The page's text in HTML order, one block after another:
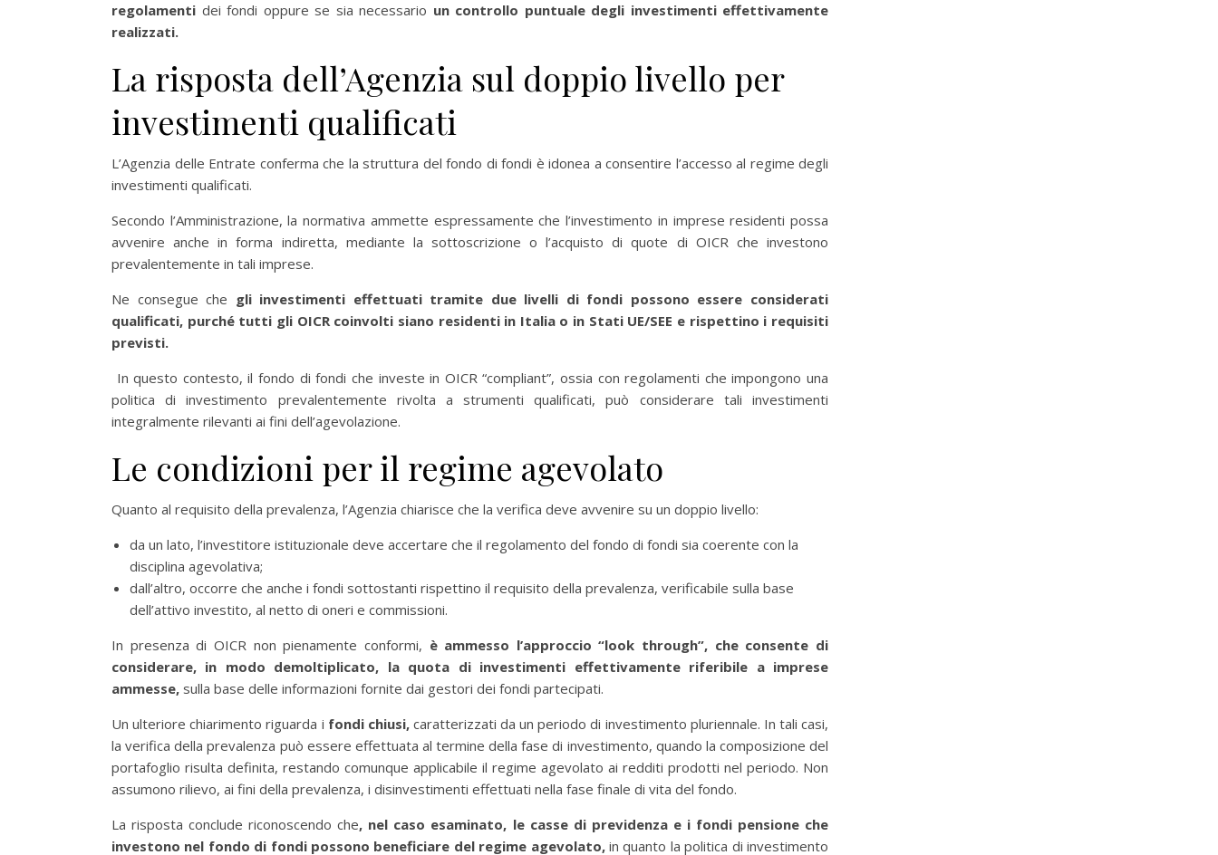
regolamenti dei fondi oppure se sia necessario un controllo puntuale degli investimenti effettivamente
realizzati.
La risposta dell’Agenzia sul doppio livello per
investimenti qualificati
L’Agenzia delle Entrate conferma che la struttura del fondo di fondi è idonea a consentire l’accesso al regime degli
investimenti qualificati.
Secondo l’Amministrazione, la normativa ammette espressamente che l’investimento in imprese residenti possa
avvenire anche in forma indiretta, mediante la sottoscrizione o l’acquisto di quote di OICR che investono
prevalentemente in tali imprese.
Ne consegue che gli investimenti effettuati tramite due livelli di fondi possono essere considerati
qualificati, purché tutti gli OICR coinvolti siano residenti in Italia o in Stati UE/SEE e rispettino i requisiti
previsti.
In questo contesto, il fondo di fondi che investe in OICR “compliant”, ossia con regolamenti che impongono una
politica di investimento prevalentemente rivolta a strumenti qualificati, può considerare tali investimenti
integralmente rilevanti ai fini dell’agevolazione.
Le condizioni per il regime agevolato
Quanto al requisito della prevalenza, l’Agenzia chiarisce che la verifica deve avvenire su un doppio livello:
da un lato, l’investitore istituzionale deve accertare che il regolamento del fondo di fondi sia coerente con la
disciplina agevolativa;
dall’altro, occorre che anche i fondi sottostanti rispettino il requisito della prevalenza, verificabile sulla base
dell’attivo investito, al netto di oneri e commissioni.
In presenza di OICR non pienamente conformi, è ammesso l’approccio “look through”, che consente di
considerare, in modo demoltiplicato, la quota di investimenti effettivamente riferibile a imprese
ammesse, sulla base delle informazioni fornite dai gestori dei fondi partecipati.
Un ulteriore chiarimento riguarda i fondi chiusi,caratterizzati da un periodo di investimento pluriennale. In tali casi,
la verifica della prevalenza può essere effettuata al termine della fase di investimento, quando la composizione del
portafoglio risulta definita, restando comunque applicabile il regime agevolato ai redditi prodotti nel periodo. Non
assumono rilievo, ai fini della prevalenza, i disinvestimenti effettuati nella fase finale di vita del fondo.
La risposta conclude riconoscendo che, nel caso esaminato, le casse di previdenza e i fondi pensione che
investono nel fondo di fondi possono beneficiare del regime agevolato,in quanto la politica di investimento